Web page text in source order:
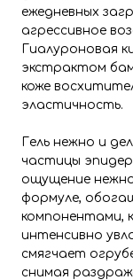
ежедневных
агрессивное
Гиалуроновая
экстрактом
коже
эластичность.
Гель нежно и
частицы
ощущение
формуле,
компонентами,
интенсивно
смягчает
снимая